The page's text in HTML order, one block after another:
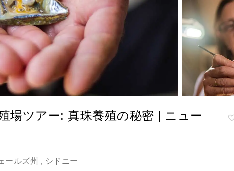
場ツアー: 真珠養殖の秘密 | ニュー
ールズ州 シドニー